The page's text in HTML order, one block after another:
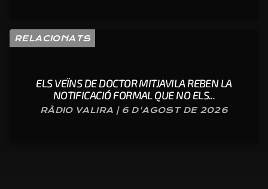
RELACIONATS
ELS VEÏNS DE DOCTOR MITJAVILA REBEN LA
NOTIFICACIÓ FORMAL QUE NO ELS...
RÀDIO VALIRA | 6 D'AGOST DE 2026